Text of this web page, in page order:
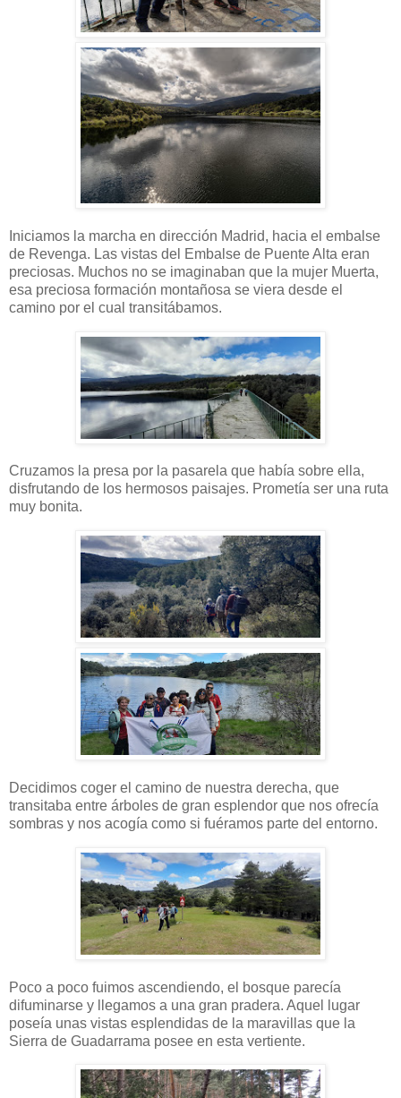
Iniciamos la marcha en dirección Madrid, hacia el embalse
de Revenga. Las vistas del Embalse de Puente Alta eran
preciosas. Muchos no se imaginaban que la mujer Muerta,
esa preciosa formación montañosa se viera desde el
camino por el cual transitábamos.
Cruzamos la presa por la pasarela que había sobre ella,
disfrutando de los hermosos paisajes. Prometía ser una ruta
muy bonita.
Decidimos coger el camino de nuestra derecha, que
transitaba entre árboles de gran esplendor que nos ofrecía
sombras y nos acogía como si fuéramos parte del entorno.
Poco a poco fuimos ascendiendo, el bosque parecía
difuminarse y llegamos a una gran pradera. Aquel lugar
poseía unas vistas esplendidas de la maravillas que la
Sierra de Guadarrama posee en esta vertiente.